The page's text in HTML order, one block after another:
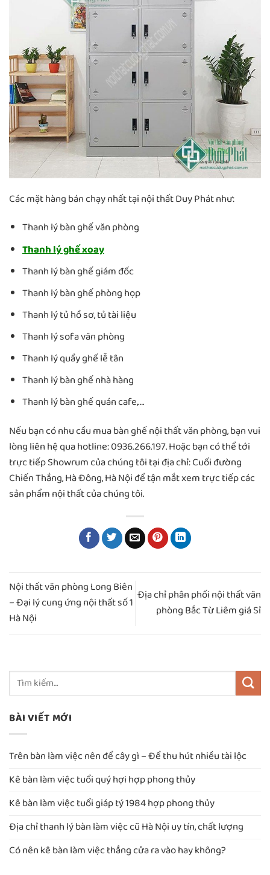
Các mặt hàng bán chạy nhất tại nội thất Duy Phát như:
Thanh lý bàn ghế văn phòng
Thanh lý ghế xoay
Thanh lý bàn ghế giám đốc
Thanh lý bàn ghế phòng họp
Thanh lý tủ hồ sơ, tủ tài liệu
Thanh lý sofa văn phòng
Thanh lý quầy ghế lễ tân
Thanh lý bàn ghế nhà hàng
Thanh lý bàn ghế quán cafe,….
Nếu bạn có nhu cầu mua bàn ghế nội thất văn phòng, bạn vui
lòng liên hệ qua hotline: 0936.266.197. Hoặc bạn có thể tới
trực tiếp Showrum của chúng tôi tại địa chỉ: Cuối đường
Chiến Thắng, Hà Đông, Hà Nội để tận mắt xem trực tiếp các
sản phẩm nội thất của chúng tôi.
Nội thất văn phòng Long Biên
– Đại lý cung ứng nội thất số 1
Hà Nội
Địa chỉ phân phối nội thất văn
phòng Bắc Từ Liêm giá Sỉ
BÀI VIẾT MỚI
Trên bàn làm việc nên để cây gì – Để thu hút nhiều tài lộc
Kê bàn làm việc tuổi quý hợi hợp phong thủy
Kê bàn làm việc tuổi giáp tý 1984 hợp phong thủy
Địa chỉ thanh lý bàn làm việc cũ Hà Nội uy tín, chất lượng
Có nên kê bàn làm việc thẳng cửa ra vào hay không?